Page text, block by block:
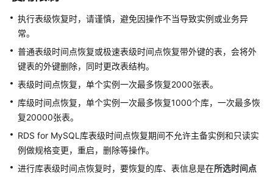
用
户
指
南
最
佳
实
践
性
能
执行表级恢复时，请谨慎，避免因操作不当导致实例或业务异
常。
普通表级时间点恢复或极速表级时间点恢复带外键的表，会将外
键表的外键删除，同时更改表结构。
表级时间点恢复，单个实例一次最多恢复2000张表。
库级时间点恢复，单个实例一次最多恢复1000个库，一次最多恢
复20000张表。
RDS for MySQL 库表级时间点恢复期间不允许主备实例和只读实
例做规格变更，重启，删除等操作。
进行库表级时间点恢复时，要恢复的库、表信息是在所选时间点